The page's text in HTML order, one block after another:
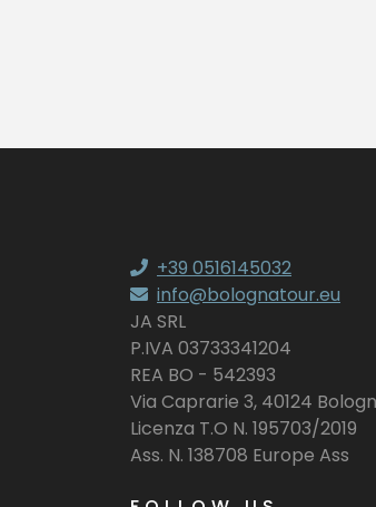
+39 0516145032
info@bolognatour.eu
JA SRL
P.IVA 03733341204
REA BO - 542393
Via Caprarie 3, 40124
Licenza T.O N. 195703/2019
Ass. N. 138708 Europe Ass